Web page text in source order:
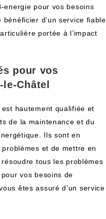
energie pour vos besoins
d’un service fiable
portée à l’impact
pour vos
Châtel
est hautement qualifiée et
de la maintenance et du
Ils sont en
et de mettre en
tous les problèmes
vos besoins de
êtes assuré d’un service